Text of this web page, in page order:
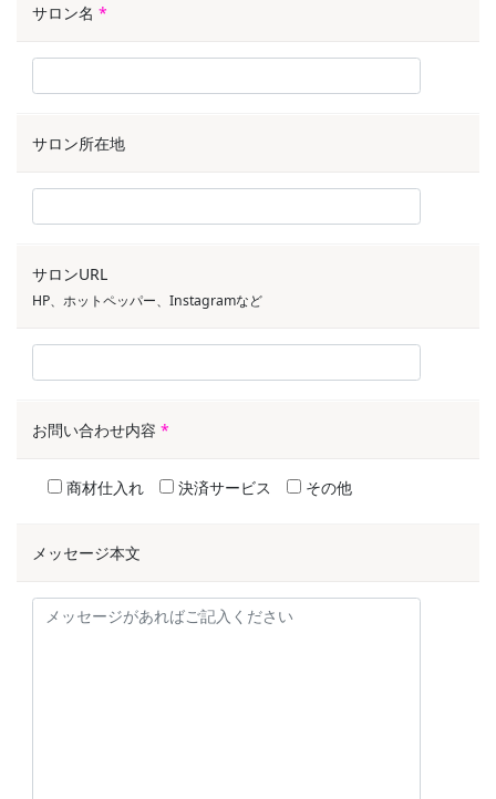
サロン名 *
サロン所在地
サロンURL
HP、ホットペッパー、Instagramなど
お問い合わせ内容 *
商材仕入れ 決済サービス その他
メッセージ本文